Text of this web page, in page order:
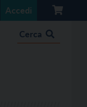
Accedi
Cerca